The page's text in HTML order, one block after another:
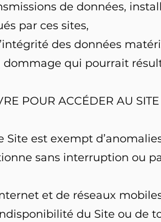
de données,
par ces sites,
des données
qui pourrait
POUR ACCÉDER AU SITE
est exempt
sans interruption ou
et de réseaux
du Site ou